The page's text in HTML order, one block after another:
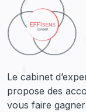
Le cabinet
propose des
vous faire